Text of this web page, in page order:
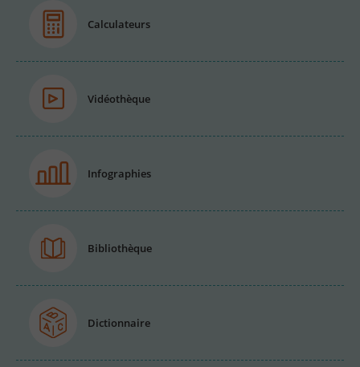
Calculateurs
Vidéothèque
Infographies
Bibliothèque
Dictionnaire